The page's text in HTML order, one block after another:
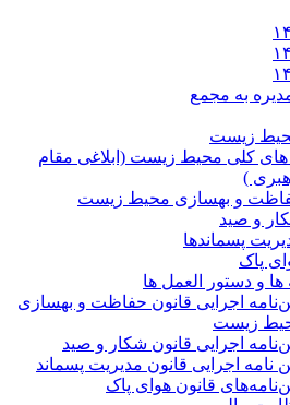
به مجمع
زیست
ﮐﻠﯽ ﻣﺤﯿﻂ زﯾﺴﺖ (ابلاغی مقام
)
و بهسازی محیط زیست
و صید
پسماندها
پاک
ها و دستور العمل ها
اجرایی قانون حفاظت و بهسازی
زیست
اجرایی قانون شکار و صید
نامه اجرایی قانون مدیریت پسماند
قانون هوای پاک